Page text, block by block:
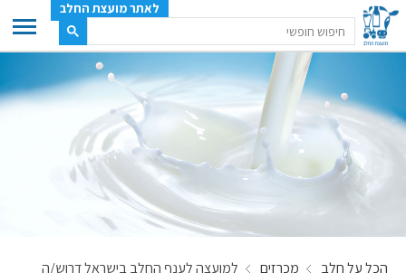
ענף החלב
מועצת החלב
משק החלב
תעשיית החלב
לאתר מועצת החלב
הכל על חלב מכרזים
למועצה לענף החלב בישראל דרוש/ה